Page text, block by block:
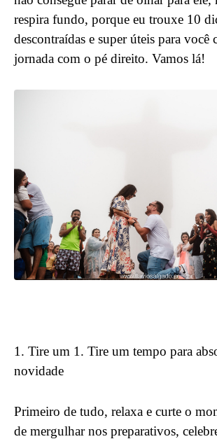
respira fundo, porque eu trouxe 10
descontraídas e super úteis para você
jornada com o pé direito. Vamos lá!
1. Tire um 1. Tire um tempo para
novidade
Primeiro de tudo, relaxa e curte o
de mergulhar nos preparativos,